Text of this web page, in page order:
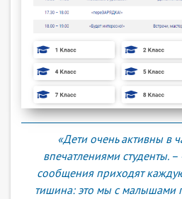
«Дети очень активны в
впечатлениями студенты.
сообщения приходят
тишина: это мы с малышами